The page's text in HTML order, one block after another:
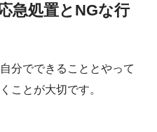
急処置とNGな行
分でできることとやって
ことが大切です。